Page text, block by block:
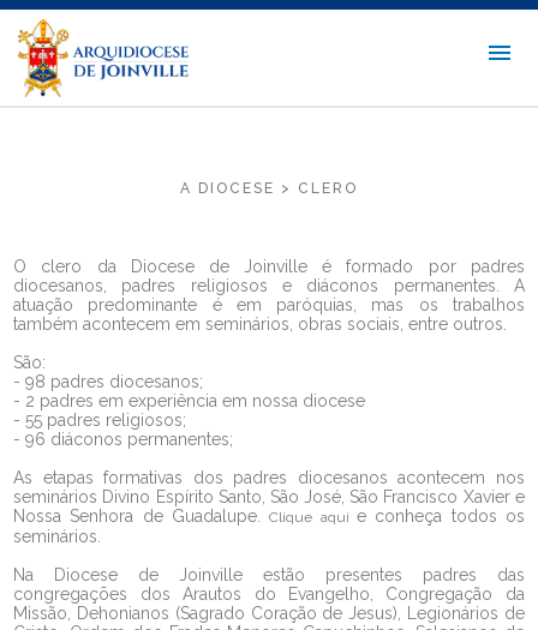
A DIOCESE > CLERO
O clero da Diocese de Joinville é formado por padres
diocesanos, padres religiosos e diáconos permanentes. A
atuação predominante é em paróquias, mas os trabalhos
também acontecem em seminários, obras sociais, entre outros.
São:
- 98 padres diocesanos;
- 2 padres em experiência em nossa diocese
- 55 padres religiosos;
- 96 diáconos permanentes;
As etapas formativas dos padres diocesanos acontecem nos
seminários Divino Espírito Santo, São José, São Francisco Xavier e
Nossa Senhora de Guadalupe.Clique aqui e conheça todos os
seminários.
Na Diocese de Joinville estão presentes padres das
congregações dos Arautos do Evangelho, Congregação da
Missão, Dehonianos (Sagrado Coração de Jesus), Legionários de